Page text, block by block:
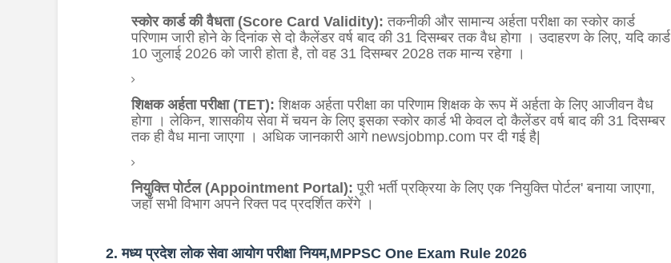
स्कोर कार्ड की वैधता (Score Card Validity): तकनीकी और सामान्य अर्हता परीक्षा का स्कोर कार्ड
परिणाम जारी होने के दिनांक से दो कैलेंडर वर्ष बाद की 31 दिसम्बर तक वैध होगा ।उदाहरण के लिए, यदि कार्ड
10 जुलाई 2026 को जारी होता है, तो वह 31 दिसम्बर 2028 तक मान्य रहेगा ।
शिक्षक अर्हता परीक्षा (TET): शिक्षक अर्हता परीक्षा का परिणाम शिक्षक के रूप में अर्हता के लिए आजीवन वैध
होगा ।लेकिन, शासकीय सेवा में चयन के लिए इसका स्कोर कार्ड भी केवल दो कैलेंडर वर्ष बाद की 31 दिसम्बर
तक ही वैध माना जाएगा । अधिक जानकारी आगे newsjobmp.com पर दी गई है|
नियुक्ति पोर्टल (Appointment Portal): पूरी भर्ती प्रक्रिया के लिए एक 'नियुक्ति पोर्टल' बनाया जाएगा,
जहाँ सभी विभाग अपने रिक्त पद प्रदर्शित करेंगे ।
2. मध्य प्रदेश लोक सेवा आयोग परीक्षा नियम,MPPSC One Exam Rule 2026